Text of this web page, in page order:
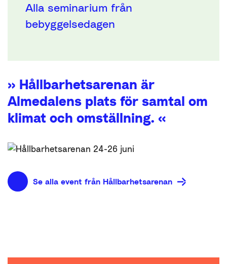
Alla seminarium från
bebyggelsedagen
» Hållbarhetsarenan är
Almedalens plats för samtal om
klimat och omställning. «
Se alla event från Hållbarhetsarenan